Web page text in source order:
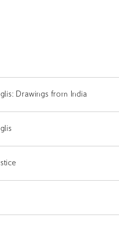
Drawings from India